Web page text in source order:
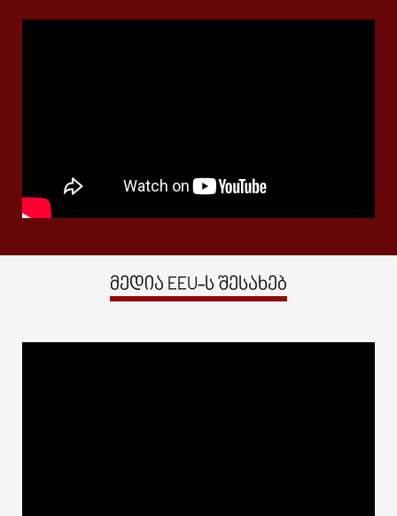
მედია EEU-ს შესახებ